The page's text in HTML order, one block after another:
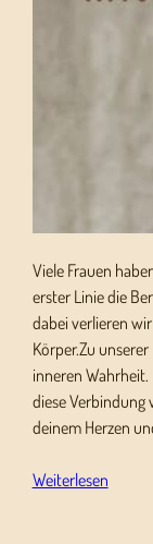
Viele Frauen
erster Linie die
dabei verlieren
Körper.Zu
inneren
diese Verbindung
deinem Herzen
Weiterlesen